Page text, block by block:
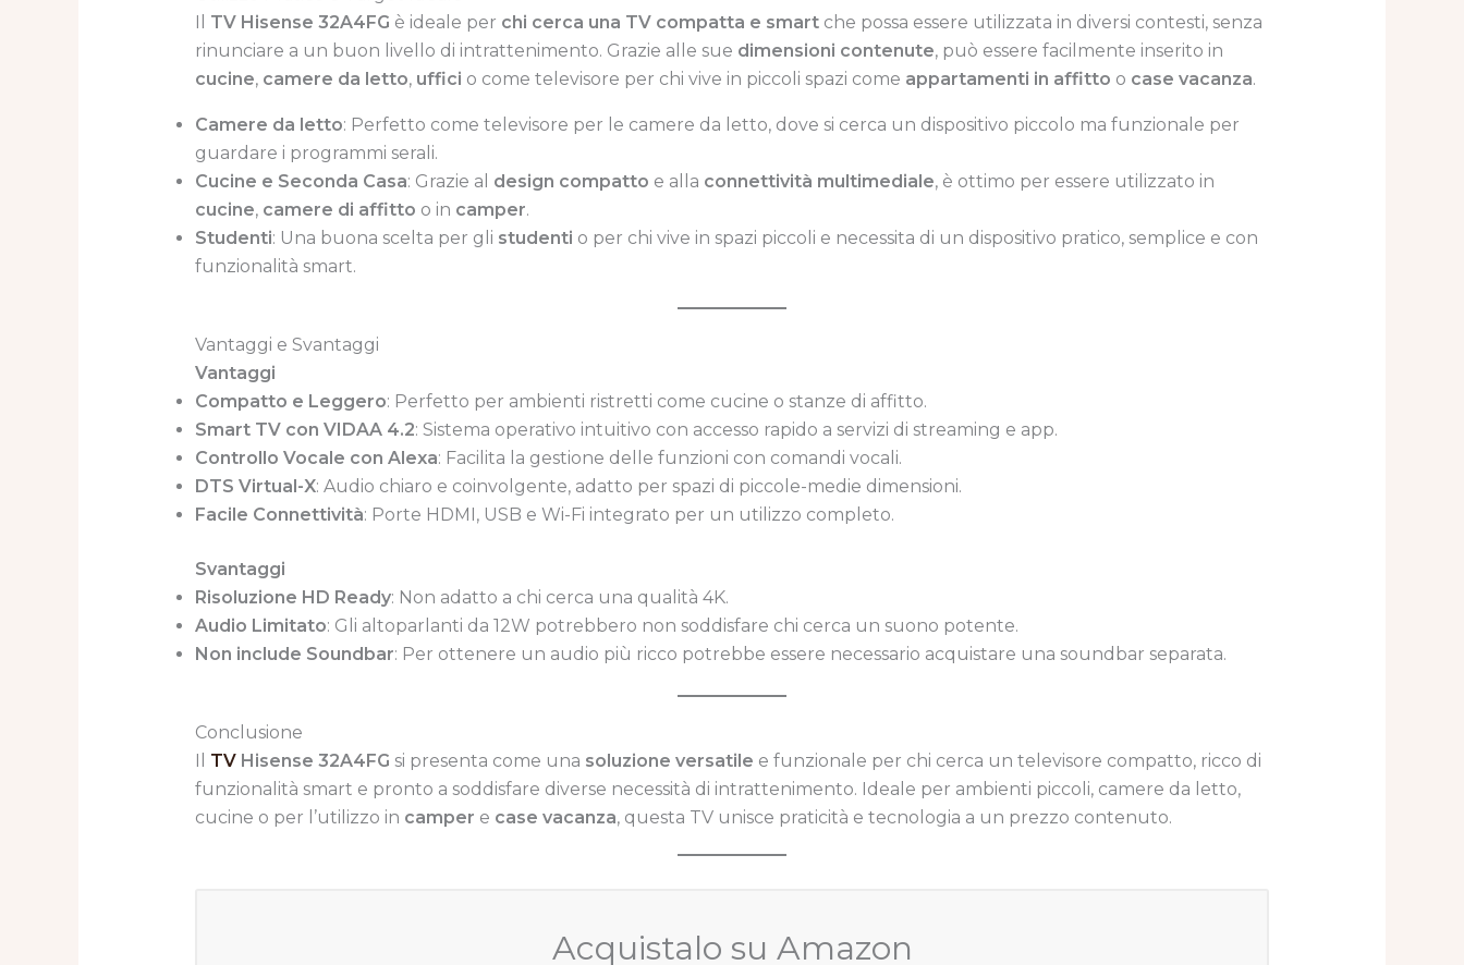
TV Hisense 32A4FG è ideale per chi cerca una TV compatta e smartche possa essere utilizzata in diversi contesti, senza
rinunciare a un buon livello di intrattenimento. Grazie alle sue dimensioni contenute, può essere facilmente inserito in
cucine, camere da letto, uffici o come televisore per chi vive in piccoli spazi come appartamenti in affitto o case vacanza.
Camere da letto: Perfetto come televisore per le camere da letto, dove si cerca un dispositivo piccolo ma funzionale per
guardare i programmi serali.
Cucine e Seconda Casa: Grazie al design compatto e alla connettività multimediale, è ottimo per essere utilizzato in
cucine, camere di affitto o in camper.
Studenti: Una buona scelta per gli studenti o per chi vive in spazi piccoli e necessita di un dispositivo pratico, semplice e con
funzionalità smart.
Vantaggi e Svantaggi
Vantaggi
Compatto e Leggero: Perfetto per ambienti ristretti come cucine o stanze di affitto.
Smart TV con VIDAA 4.2: Sistema operativo intuitivo con accesso rapido a servizi di streaming e app.
Controllo Vocale con Alexa: Facilita la gestione delle funzioni con comandi vocali.
DTS Virtual-X: Audio chiaro e coinvolgente, adatto per spazi di piccole-medie dimensioni.
Facile Connettività: Porte HDMI, USB e Wi-Fi integrato per un utilizzo completo.
Svantaggi
Risoluzione HD Ready: Non adatto a chi cerca una qualità 4K.
Audio Limitato: Gli altoparlanti da 12W potrebbero non soddisfare chi cerca un suono potente.
Non include Soundbar: Per ottenere un audio più ricco potrebbe essere necessario acquistare una soundbar separata.
Conclusione
TVHisense 32A4FG si presenta come una soluzione versatile e funzionale per chi cerca un televisore compatto, ricco di
funzionalità smart e pronto a soddisfare diverse necessità di intrattenimento. Ideale per ambienti piccoli, camere da letto,
cucine o per l’utilizzo in camper e case vacanza, questa TV unisce praticità e tecnologia a un prezzo contenuto.
Acquistalo su Amazon